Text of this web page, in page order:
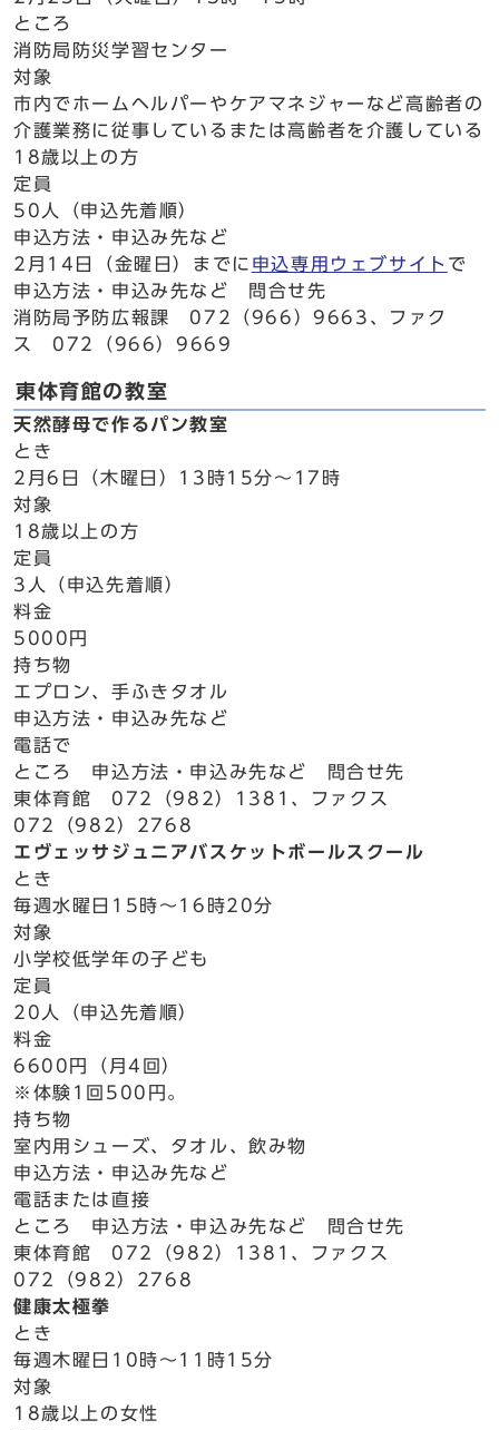
ところ
消防局防災学習センター
対象
市内でホームヘルパーやケアマネジャーなど高齢者の
介護業務に従事しているまたは高齢者を介護している
18歳以上の方
定員
50人（申込先着順）
申込方法・申込み先など
2月14日（金曜日）までに 申込専用ウェブサイト で
申込方法・申込み先など 問合せ先
消防局予防広報課 072（966）9663、ファク
ス 072（966）9669
東体育館の教室
天然酵母で作るパン教室
とき
2月6日（木曜日）13時15分～17時
対象
18歳以上の方
定員
3人（申込先着順）
料金
5000円
持ち物
エプロン、手ふきタオル
申込方法・申込み先など
電話で
ところ 申込方法・申込み先など 問合せ先
東体育館 072（982）1381、ファクス
072（982）2768
エヴェッサジュニアバスケットボールスクール
とき
毎週水曜日15時～16時20分
対象
小学校低学年の子ども
定員
20人（申込先着順）
料金
6600円（月4回）
※体験1回500円。
持ち物
室内用シューズ、タオル、飲み物
申込方法・申込み先など
電話または直接
ところ 申込方法・申込み先など 問合せ先
東体育館 072（982）1381、ファクス
072（982）2768
健康太極拳
とき
毎週木曜日10時～11時15分
対象
18歳以上の女性